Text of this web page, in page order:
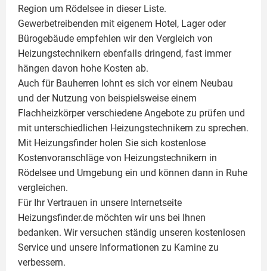
Region um Rödelsee in dieser Liste.
Gewerbetreibenden mit eigenem Hotel, Lager oder
Bürogebäude empfehlen wir den Vergleich von
Heizungstechnikern ebenfalls dringend, fast immer
hängen davon hohe Kosten ab.
Auch für Bauherren lohnt es sich vor einem Neubau
und der Nutzung von beispielsweise einem
Flachheizkörperverschiedene Angebote zu prüfen und
mit unterschiedlichen Heizungstechnikern zu sprechen.
Mit Heizungsfinder holen Sie sich kostenlose
Kostenvoranschläge von Heizungstechnikern in
Rödelsee und Umgebung ein und können dann in Ruhe
vergleichen.
Für Ihr Vertrauen in unsere Internetseite
Heizungsfinder.de möchten wir uns bei Ihnen
bedanken. Wir versuchen ständig unseren kostenlosen
Service und unsere Informationen zu Kamine zu
verbessern.